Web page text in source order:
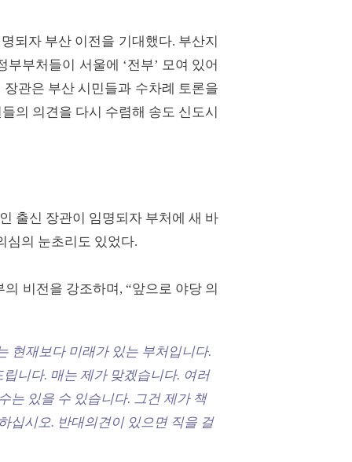
되자 부산 이전을 기대했다. 부산지
부처들이 서울에 ‘전부’ 모여 있어
관은 부산 시민들과 수차례 토론을
의 의견을 다시 수렴해 송도 신도시
출신 장관이 임명되자 부처에 새 바
심의 눈초리도 있었다.
비전을 강조하며, “앞으로 야당 의
현재보다 미래가 있는 부처입니다.
니다. 매는 제가 맞겠습니다. 여러
는 있을 수 있습니다. 그건 제가 책
십시오. 반대의견이 있으면 직을 걸